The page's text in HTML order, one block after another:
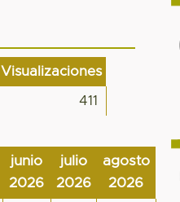
Visualizaciones
411
junio
2026
julio
2026
agosto
2026